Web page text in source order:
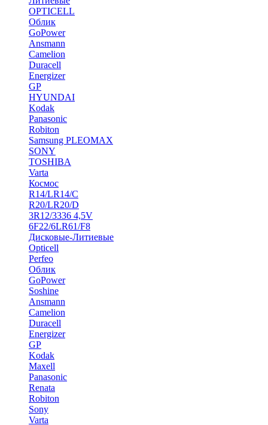
OPTICELL
Облик
GoPower
Ansmann
Camelion
Duracell
Energizer
GP
HYUNDAI
Kodak
Panasonic
Robiton
Samsung PLEOMAX
SONY
TOSHIBA
Varta
Космос
R14/LR14/C
R20/LR20/D
3R12/3336 4,5V
6F22/6LR61/F8
Дисковые-Литиевые
Opticell
Perfeo
Облик
GoPower
Soshine
Ansmann
Camelion
Duracell
Energizer
GP
Kodak
Maxell
Panasonic
Renata
Robiton
Sony
Varta